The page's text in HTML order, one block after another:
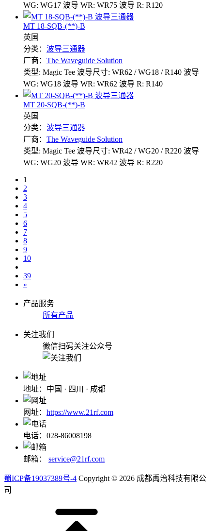
WG: WG17 波导 WR: WR75 波导 R: R120
MT 18-SQB-(**)-B
英国
分类： 波导三通器
厂商： The Waveguide Solution
类型: Magic Tee 波导尺寸: WR62 / WG18 / R140 波导
WG: WG18 波导 WR: WR62 波导 R: R140
MT 20-SQB-(**)-B
英国
分类： 波导三通器
厂商： The Waveguide Solution
类型: Magic Tee 波导尺寸: WR42 / WG20 / R220 波导
WG: WG20 波导 WR: WR42 波导 R: R220
1
2
3
4
5
6
7
8
9
10
39
»
产品服务
所有产品
关注我们
微信扫码关注公众号
地址：中国 · 四川 · 成都
网址： https://www.21rf.com
电话：028-86008198
邮箱： service@21rf.com
蜀ICP备19037389号-4 Copyright © 2026 成都禹治科技有限公
司